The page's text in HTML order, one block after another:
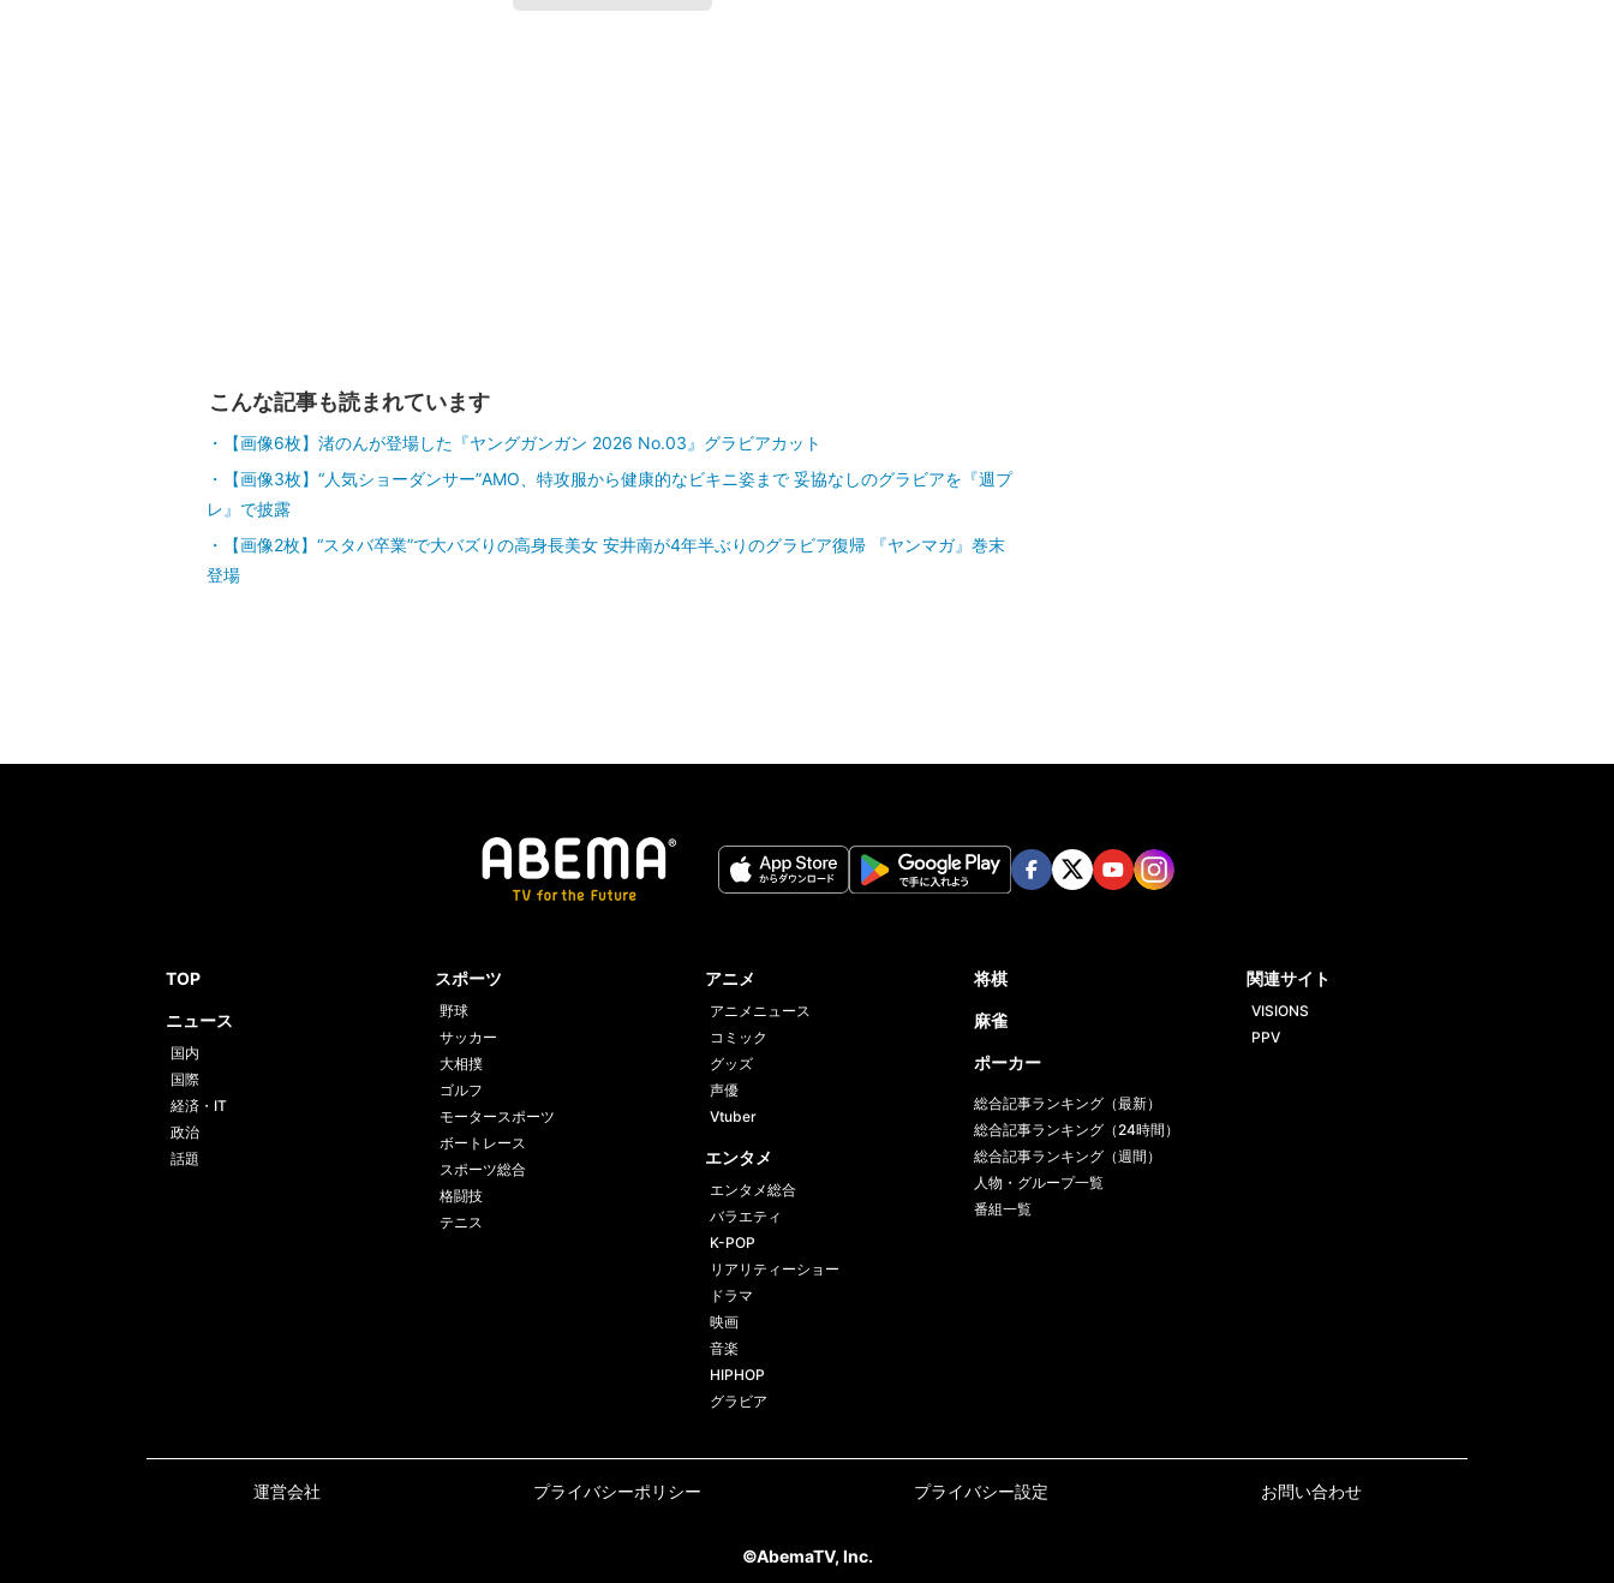
こんな記事も読まれています
【画像6枚】渚のんが登場した『ヤングガンガン 2026 No.03』グラビアカット
【画像3枚】“人気ショーダンサー”AMO、特攻服から健康的なビキニ姿まで 妥協なしのグラビアを『週プ
レ』で披露
【画像2枚】“スタバ卒業”で大バズりの高身長美女 安井南が4年半ぶりのグラビア復帰 『ヤンマガ』巻末
登場
TOP
ニュース
国内
国際
経済・IT
政治
話題
スポーツ
野球
サッカー
大相撲
ゴルフ
モータースポーツ
ボートレース
スポーツ総合
格闘技
テニス
アニメ
アニメニュース
コミック
グッズ
声優
Vtuber
エンタメ
エンタメ総合
バラエティ
K-POP
リアリティーショー
ドラマ
映画
音楽
HIPHOP
グラビア
将棋
麻雀
ポーカー
総合記事ランキング（最新）
総合記事ランキング（24時間）
総合記事ランキング（週間）
人物・グループ一覧
番組一覧
関連サイト
VISIONS
PPV
運営会社 プライバシーポリシー プライバシー設定 お問い合わせ
©AbemaTV, Inc.